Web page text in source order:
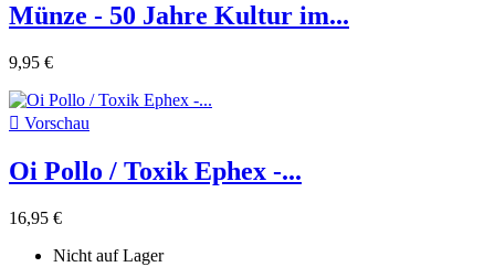
Münze - 50 Jahre Kultur im...
9,95 €
 Vorschau
Oi Pollo / Toxik Ephex -...
16,95 €
Nicht auf Lager